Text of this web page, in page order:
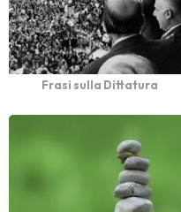
Frasi sulla Dittatura